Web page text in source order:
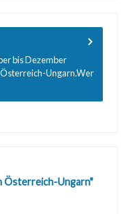
bis Dezember
Österreich-Ungarn.Wer
Österreich-Ungarn"